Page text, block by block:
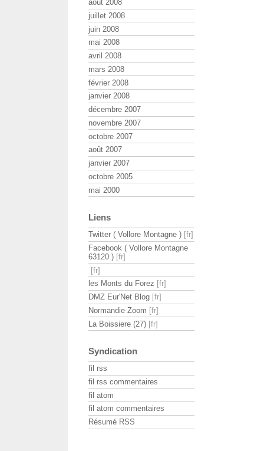
août 2008
juillet 2008
juin 2008
mai 2008
avril 2008
mars 2008
février 2008
janvier 2008
décembre 2007
novembre 2007
octobre 2007
août 2007
janvier 2007
octobre 2005
mai 2000
Liens
Twitter ( Vollore Montagne )
Facebook ( Vollore Montagne
63120 )
les Monts du Forez
DMZ Eur'Net Blog
Normandie Zoom
La Boissiere (27)
Syndication
fil rss
fil rss commentaires
fil atom
fil atom commentaires
Résumé RSS